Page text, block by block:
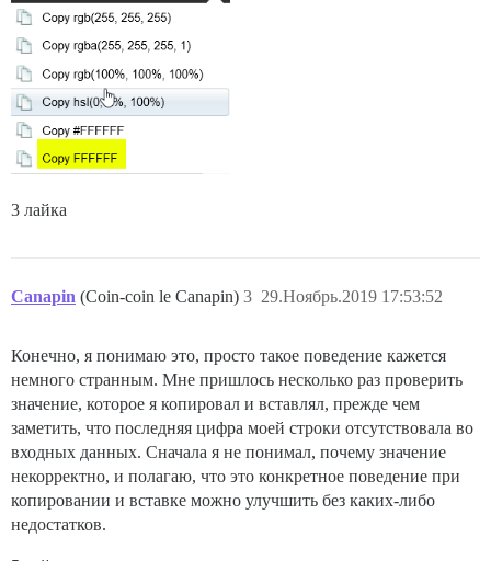
3 лайка
Canapin (Coin-coin le Canapin) 29.Ноябрь.2019 17:53:52
3
Конечно, я понимаю это, просто такое поведение кажется
немного странным. Мне пришлось несколько раз проверить
значение, которое я копировал и вставлял, прежде чем
заметить, что последняя цифра моей строки отсутствовала во
входных данных. Сначала я не понимал, почему значение
некорректно, и полагаю, что это конкретное поведение при
копировании и вставке можно улучшить без каких-либо
недостатков.